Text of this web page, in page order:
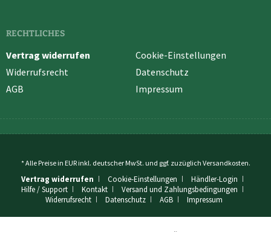
RECHTLICHES
Vertrag widerrufen
Cookie-Einstellungen
Widerrufsrecht
Datenschutz
AGB
Impressum
* Alle Preise in EUR inkl. deutscher MwSt. und ggf. zuzüglich Versandkosten.
Vertrag widerrufen Cookie-Einstellungen
Händler-Login
Hilfe / Support
Kontakt
Versand und Zahlungsbedingungen
Widerrufsrecht
Datenschutz AGB Impressum